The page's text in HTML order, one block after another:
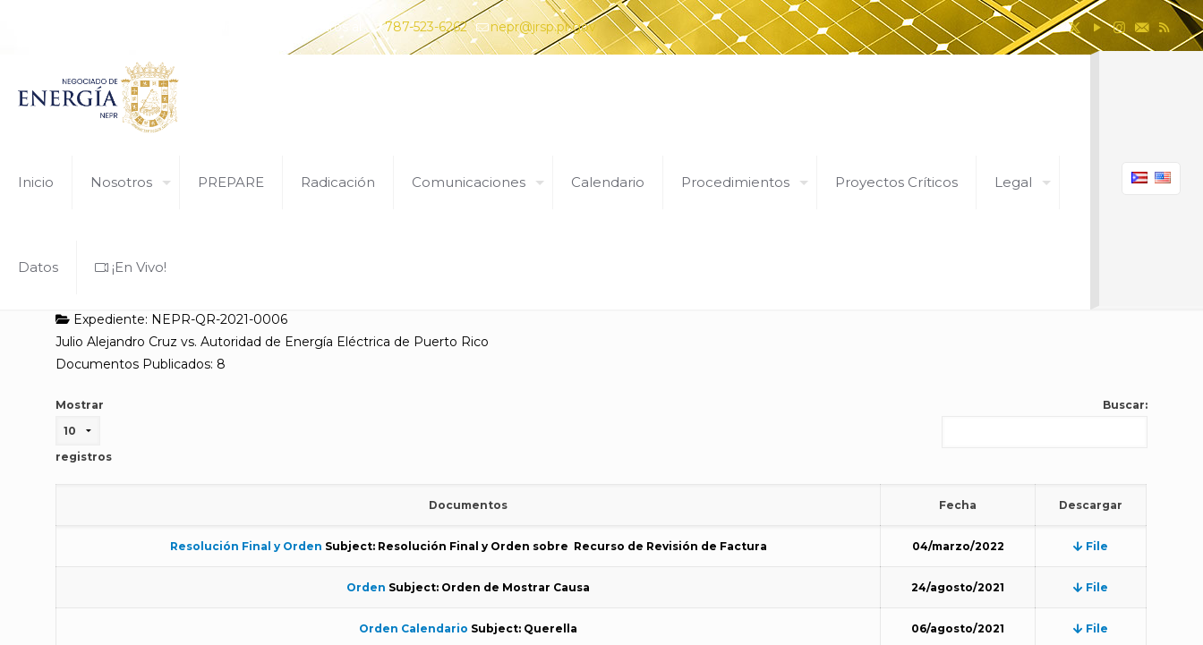
¿Tiene alguna pregunta? Comunícate con nosotros al 787-523-6262 nepr@jrsp.pr.gov
Inicio Nosotros PREPARE Radicación Comunicaciones Calendario Procedimientos Proyectos Críticos Legal
Datos ¡En Vivo!
Expediente: NEPR-QR-2021-0006
Julio Alejandro Cruz vs. Autoridad de Energía Eléctrica de Puerto Rico
Documentos Publicados: 8
Mostrar
registros
Buscar:
Documentos Fecha Descargar
Resolución Final y Orden Subject: Resolución Final y Orden sobre Recurso de Revisión de Factura 04/marzo/2022 File
Orden Subject: Orden de Mostrar Causa 24/agosto/2021 File
Orden Calendario Subject: Querella 06/agosto/2021 File